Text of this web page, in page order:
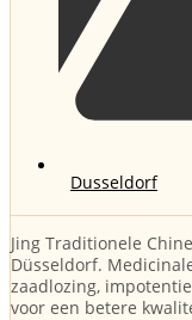
Dusseldorf
Jing Traditionele
Düsseldorf.
zaadlozing,
voor een betere